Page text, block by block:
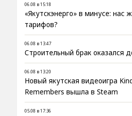
06.08 в 15:18
«Якутскэнерго» в минусе: нас
тарифов?
06.08 в 13:47
Строительный брак оказался
06.08 в 13:20
Новый якутская видеоигра
Remembers вышла в Steam
05.08 в 17:36